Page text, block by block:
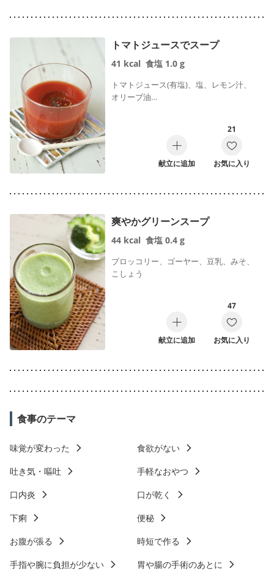
トマトジュースでスープ
41 kcal 食塩 1.0 g
トマトジュース(有塩)、塩、レモン汁、
オリーブ油…
献立に追加
21
お気に入り
爽やかグリーンスープ
44 kcal 食塩 0.4 g
ブロッコリー、ゴーヤー、豆乳、みそ、
こしょう
献立に追加
47
お気に入り
食事のテーマ
味覚が変わった
食欲がない
吐き気・嘔吐
手軽なおやつ
口内炎
口が乾く
下痢
便秘
お腹が張る
時短で作る
手指や腕に負担が少ない
胃や腸の手術のあとに